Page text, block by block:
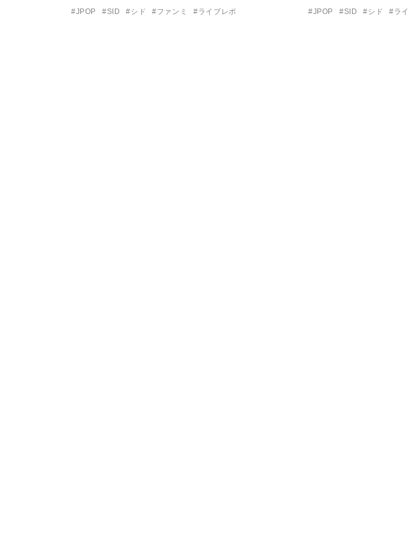
Anniversary Premium FANMEETING
#JPOP #SID #シド #ファンミ #ライブレポ
の夢を乗せて俺は歌
#JPOP #SID #シド #ラ